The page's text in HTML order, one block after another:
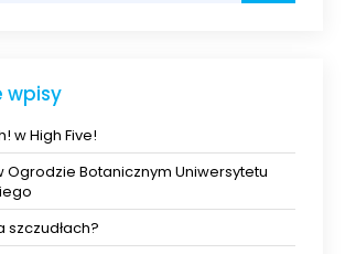
wpisy
w High Five!
Ogrodzie Botanicznym Uniwersytetu
szczudłach?